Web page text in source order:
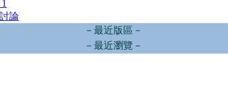
1
論
－最近版區－
－最近瀏覽－